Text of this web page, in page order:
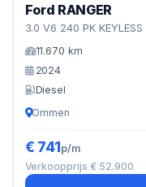
Ford RANGER
11.670 km
2024
Diesel
Ommen
€ 741p/m
Verkoopprijs € 52.900